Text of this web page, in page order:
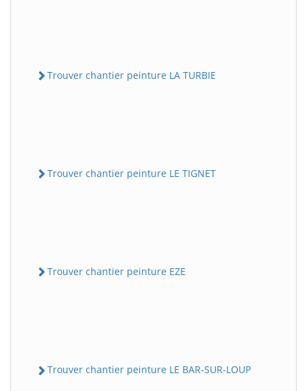
Trouver chantier peinture LA TURBIE
Trouver chantier peinture LE TIGNET
Trouver chantier peinture EZE
Trouver chantier peinture LE BAR-SUR-LOUP